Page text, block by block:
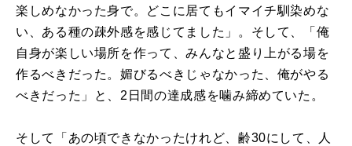
楽しめなかった身で。どこに居てもイマイチ馴染めな
い、ある種の疎外感を感じてました」。そして、「俺
自身が楽しい場所を作って、みんなと盛り上がる場を
作るべきだった。媚びるべきじゃなかった、俺がやる
べきだった」と、2日間の達成感を噛み締めていた。
そして「あの頃できなかったけれど、齢30にして、人